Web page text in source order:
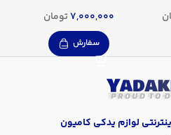
7,000,000 تومان
سفارش
لوازم یدکی کامیون